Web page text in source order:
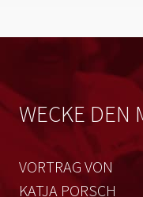
WECKE DEN
VORTRAG VON
KATJA PORSCH